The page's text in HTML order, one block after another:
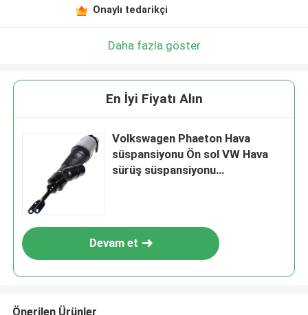
Onaylı tedarikçi
Daha fazla göster
En İyi Fiyatı Alın
Volkswagen Phaeton Hava
süspansiyonu Ön sol VW Hava
sürüş süspansiyonu
Devam et
Önerilen Ürünler